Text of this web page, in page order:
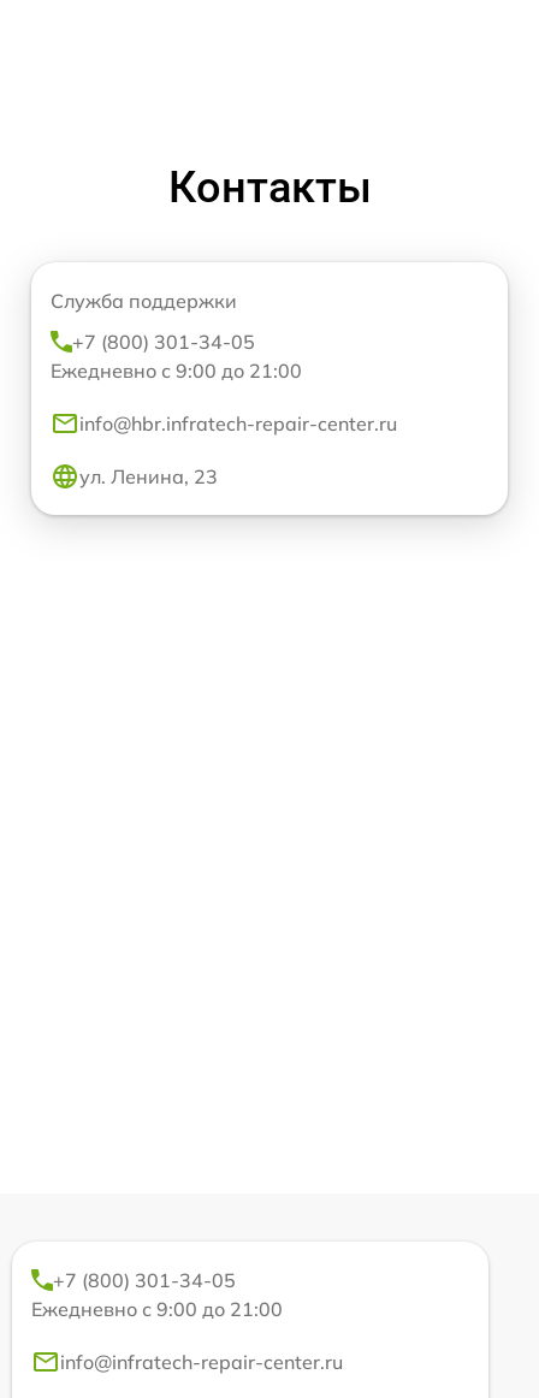
Контакты
Служба поддержки
+7 (800) 301-34-05
Ежедневно с 9:00 до 21:00
info@hbr.infratech-repair-center.ru
ул. Ленина, 23
+7 (800) 301-34-05
Ежедневно с 9:00 до 21:00
info@infratech-repair-center.ru